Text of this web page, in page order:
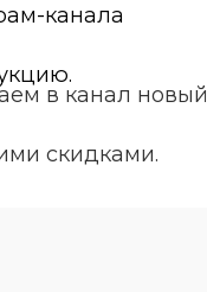
канала
в канал новый
скидками.